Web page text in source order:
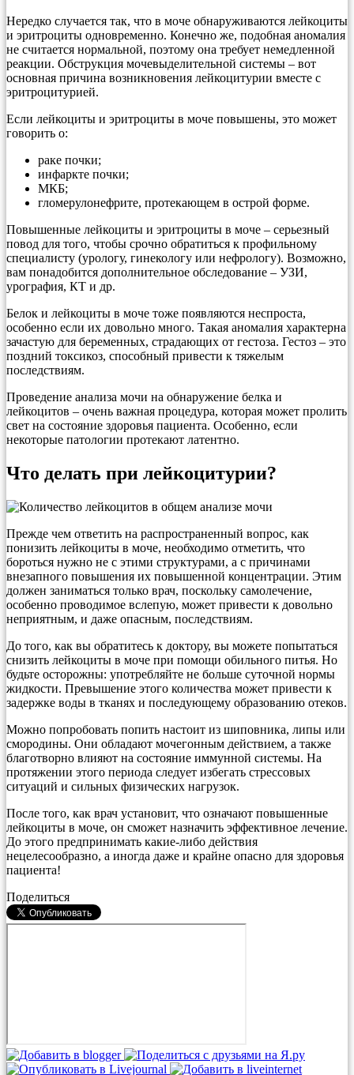
Нередко случается так, что в моче обнаруживаются лейкоциты
и эритроциты одновременно. Конечно же, подобная аномалия
не считается нормальной, поэтому она требует немедленной
реакции. Обструкция мочевыделительной системы – вот
основная причина возникновения лейкоцитурии вместе с
эритроцитурией.
Если лейкоциты и эритроциты в моче повышены, это может
говорить о:
раке почки;
инфаркте почки;
МКБ;
гломерулонефрите, протекающем в острой форме.
Повышенные лейкоциты и эритроциты в моче – серьезный
повод для того, чтобы срочно обратиться к профильному
специалисту (урологу, гинекологу или нефрологу). Возможно,
вам понадобится дополнительное обследование – УЗИ,
урография, КТ и др.
Белок и лейкоциты в моче тоже появляются неспроста,
особенно если их довольно много. Такая аномалия характерна
зачастую для беременных, страдающих от гестоза. Гестоз – это
поздний токсикоз, способный привести к тяжелым
последствиям.
Проведение анализа мочи на обнаружение белка и
лейкоцитов – очень важная процедура, которая может пролить
свет на состояние здоровья пациента. Особенно, если
некоторые патологии протекают латентно.
Что делать при лейкоцитурии?
Прежде чем ответить на распространенный вопрос, как
понизить лейкоциты в моче, необходимо отметить, что
бороться нужно не с этими структурами, а с причинами
внезапного повышения их повышенной концентрации. Этим
должен заниматься только врач, поскольку самолечение,
особенно проводимое вслепую, может привести к довольно
неприятным, и даже опасным, последствиям.
До того, как вы обратитесь к доктору, вы можете попытаться
снизить лейкоциты в моче при помощи обильного питья. Но
будьте осторожны: употребляйте не больше суточной нормы
жидкости. Превышение этого количества может привести к
задержке воды в тканях и последующему образованию отеков.
Можно попробовать попить настоит из шиповника, липы или
смородины. Они обладают мочегонным действием, а также
благотворно влияют на состояние иммунной системы. На
протяжении этого периода следует избегать стрессовых
ситуаций и сильных физических нагрузок.
После того, как врач установит, что означают повышенные
лейкоциты в моче, он сможет назначить эффективное лечение.
До этого предпринимать какие-либо действия
нецелесообразно, а иногда даже и крайне опасно для здоровья
пациента!
Поделиться